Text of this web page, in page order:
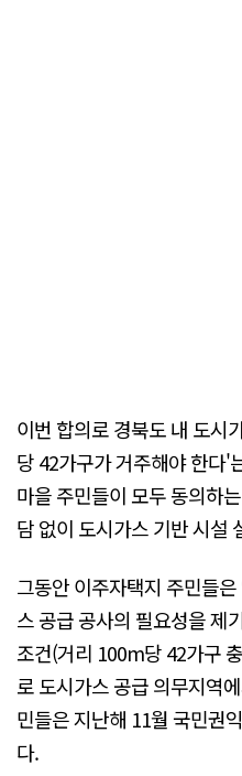
이번 합의로 경북도 내 도시
당 42가구가 거주해야 한다'
마을 주민들이 모두 동의하
담 없이 도시가스 기반 시설
그동안 이주자택지 주민들
스 공급 공사의 필요성을 제
조건(거리 100m당 42가구
로 도시가스 공급 의무지역
민들은 지난해 11월 국민권
다.